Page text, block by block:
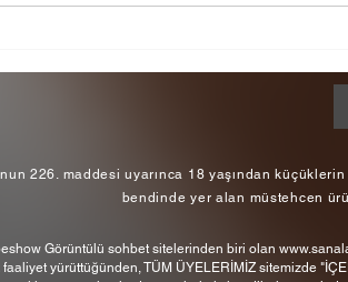
226. maddesi uyarınca 18 yaşından
bendinde yer alan müstehcen
Görüntülü sohbet sitelerinden biri olan
yürüttüğünden, TÜM ÜYELERİMİZ sitemizde